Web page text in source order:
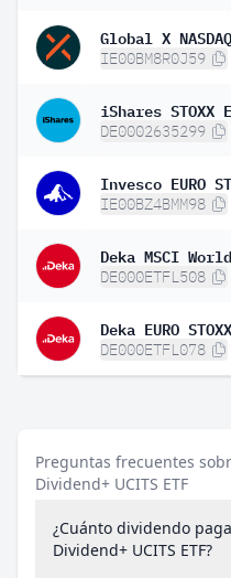
Global X
IE00BM8R0J59
DE0002635299
IE00BZ4BMM98
Deka MSCI
DE000ETFL508
Deka EURO
DE000ETFL078
Preguntas frecuentes
Dividend+ UCITS ETF
¿Cuánto dividendo paga
Dividend+ UCITS ETF?